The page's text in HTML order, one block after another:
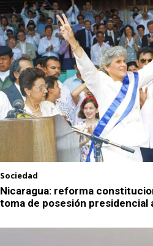
Sociedad
Nicaragua: reforma
toma de posesión presidencial